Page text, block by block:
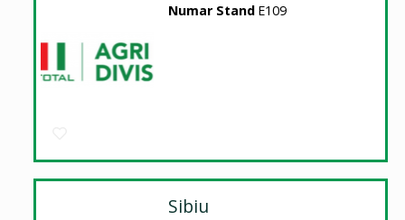
Numar Stand E109
Sibiu